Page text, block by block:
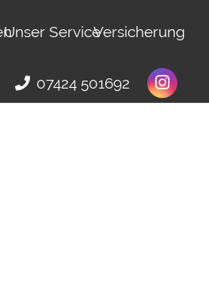
Unser ServiceVersicherung
07424 501692